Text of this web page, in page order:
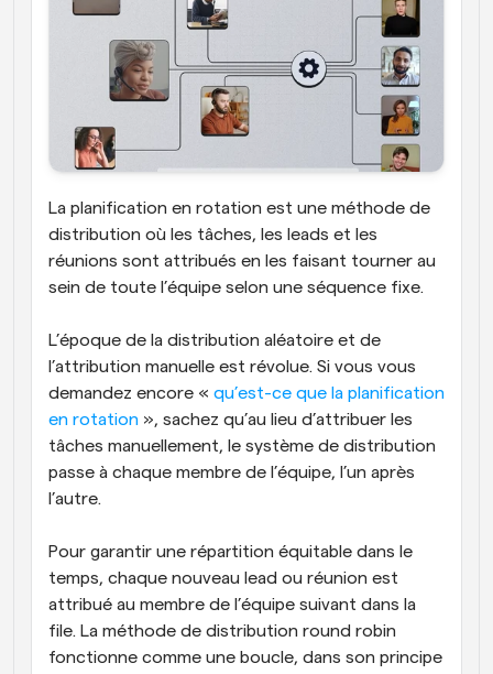
La planification en rotation est une méthode de
distribution où les tâches, les leads et les
réunions sont attribués en les faisant tourner au
sein de toute l’équipe selon une séquence fixe.
L’époque de la distribution aléatoire et de
l’attribution manuelle est révolue. Si vous vous
demandez encore « qu’est-ce que la planification
en rotation », sachez qu’au lieu d’attribuer les
tâches manuellement, le système de distribution
passe à chaque membre de l’équipe, l’un après
l’autre.
Pour garantir une répartition équitable dans le
temps, chaque nouveau lead ou réunion est
attribué au membre de l’équipe suivant dans la
file. La méthode de distribution round robin
fonctionne comme une boucle, dans son principe